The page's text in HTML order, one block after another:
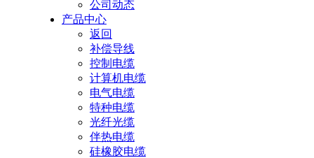
公司动态
产品中心
返回
补偿导线
控制电缆
计算机电缆
电气电缆
特种电缆
光纤光缆
伴热电缆
硅橡胶电缆